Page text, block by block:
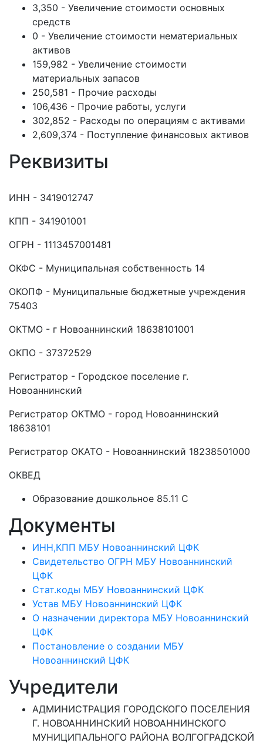
3,350 - Увеличение стоимости основных
средств
0 - Увеличение стоимости нематериальных
активов
159,982 - Увеличение стоимости
материальных запасов
250,581 - Прочие расходы
106,436 - Прочие работы, услуги
302,852 - Расходы по операциям с активами
2,609,374 - Поступление финансовых активов
Реквизиты
ИНН - 3419012747
КПП - 341901001
ОГРН - 1113457001481
ОКФС - Муниципальная собственность 14
ОКОПФ - Муниципальные бюджетные учреждения
75403
ОКТМО - г Новоаннинский 18638101001
ОКПО - 37372529
Регистратор - Городское поселение г.
Новоаннинский
Регистратор ОКТМО - город Новоаннинский
18638101
Регистратор ОКАТО - Новоаннинский 18238501000
ОКВЕД
Образование дошкольное 85.11 C
Документы
ИНН,КПП МБУ Новоаннинский ЦФК
Свидетельство ОГРН МБУ Новоаннинский
ЦФК
Стат.коды МБУ Новоаннинский ЦФК
Устав МБУ Новоаннинский ЦФК
О назначении директора МБУ Новоаннинский
ЦФК
Постановление о создании МБУ
Новоаннинский ЦФК
Учредители
АДМИНИСТРАЦИЯ ГОРОДСКОГО ПОСЕЛЕНИЯ
Г. НОВОАННИНСКИЙ НОВОАННИНСКОГО
МУНИЦИПАЛЬНОГО РАЙОНА ВОЛГОГРАДСКОЙ